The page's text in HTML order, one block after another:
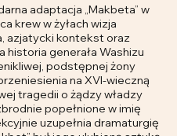
adaptacja „Makbeta” w
krew w żyłach wizja
azjatycki kontekst oraz
historia generała Washizu
podstępnej żony
na XVI-wieczną
tragedii o żądzy władzy
popełnione w imię
uzupełnia dramaturgię